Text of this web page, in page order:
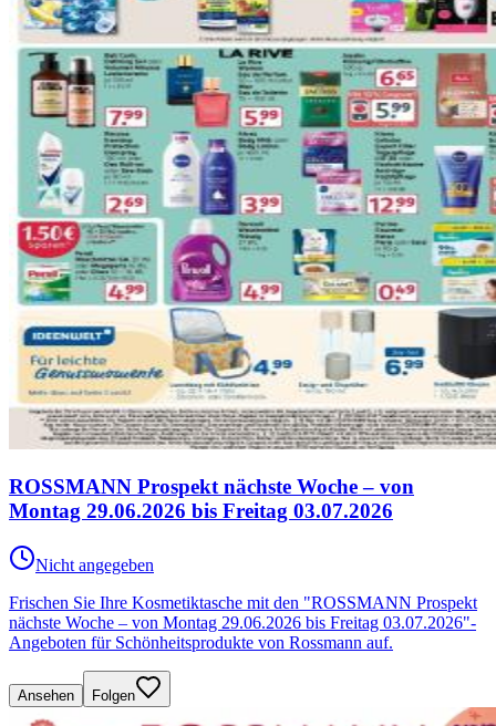
ROSSMANN Prospekt nächste Woche – von
Montag 29.06.2026 bis Freitag 03.07.2026
Nicht angegeben
Frischen Sie Ihre Kosmetiktasche mit den "ROSSMANN Prospekt
nächste Woche – von Montag 29.06.2026 bis Freitag 03.07.2026"-
Angeboten für Schönheitsprodukte von Rossmann auf.
Ansehen Folgen